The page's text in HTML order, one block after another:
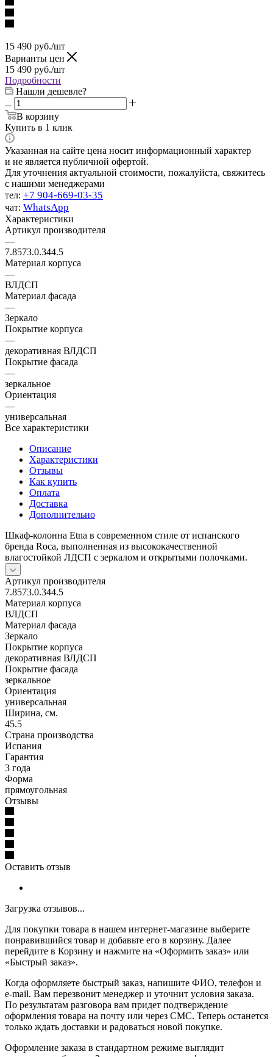
15 490 руб./шт
Варианты цен
15 490 руб./шт
Подробности
Нашли дешевле?
В корзину
Купить в 1 клик
Указанная на сайте цена носит информационный характер
и не является публичной офертой.
Для уточнения актуальной стоимости, пожалуйста, свяжитесь
с нашими менеджерами
тел: +7 904-669-03-35
чат: WhatsApp
Характеристики
Артикул производителя
—
7.8573.0.344.5
Материал корпуса
—
ВЛДСП
Материал фасада
—
Зеркало
Покрытие корпуса
—
декоративная ВЛДСП
Покрытие фасада
—
зеркальное
Ориентация
—
универсальная
Все характеристики
Описание
Характеристики
Отзывы
Как купить
Оплата
Доставка
Дополнительно
Шкаф-колонна Etna в современном стиле от испанского
бренда Roca, выполненная из высококачественной
влагостойкой ЛДСП c зеркалом и открытыми полочками.
Артикул производителя
7.8573.0.344.5
Материал корпуса
ВЛДСП
Материал фасада
Зеркало
Покрытие корпуса
декоративная ВЛДСП
Покрытие фасада
зеркальное
Ориентация
универсальная
Ширина, см.
45.5
Страна производства
Испания
Гарантия
3 года
Форма
прямоугольная
Отзывы
Оставить отзыв
Загрузка отзывов...
Для покупки товара в нашем интернет-магазине выберите
понравившийся товар и добавьте его в корзину. Далее
перейдите в Корзину и нажмите на «Оформить заказ» или
«Быстрый заказ».
Когда оформляете быстрый заказ, напишите ФИО, телефон и
e-mail. Вам перезвонит менеджер и уточнит условия заказа.
По результатам разговора вам придет подтверждение
оформления товара на почту или через СМС. Теперь останется
только ждать доставки и радоваться новой покупке.
Оформление заказа в стандартном режиме выглядит